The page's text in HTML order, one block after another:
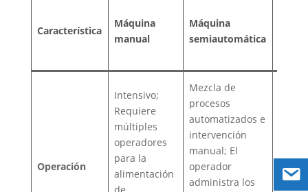
Característica
Máquina
manual
Máquina
semiautomática
Operación
Intensivo;
Requiere
múltiples
operadores
para la
alimentación
Mezcla de
procesos
automatizados e
intervención
manual; El
operador
administra los
la